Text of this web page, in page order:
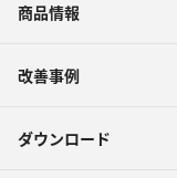
商品情報
改善事例
ダウンロード